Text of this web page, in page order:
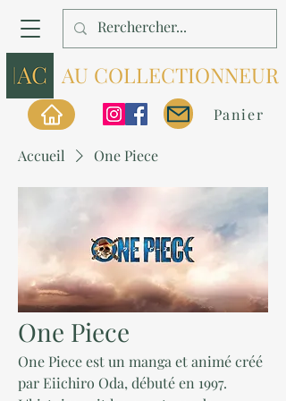
AU COLLECTIONNEUR
Panier
Accueil One Piece
One Piece
One Piece est un manga et animé créé
par Eiichiro Oda, débuté en 1997.